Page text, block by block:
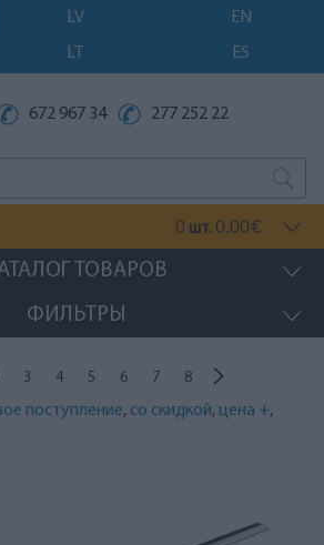
LV
EN
LT ES
672 967 34 277 252 22
0 шт. 0.00€
ТОВАРОВ
ФИЛЬТРЫ
3 4 5 6 7 8
поступление, со скидкой, цена +,